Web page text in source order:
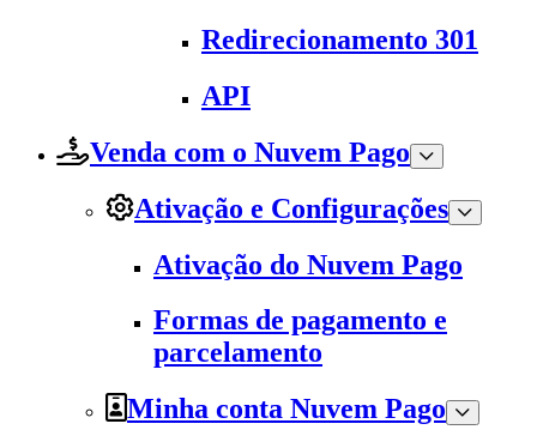
Redirecionamento 301
API
Venda com o Nuvem Pago
Ativação e Configurações
Ativação do Nuvem Pago
Formas de pagamento e
parcelamento
Minha conta Nuvem Pago